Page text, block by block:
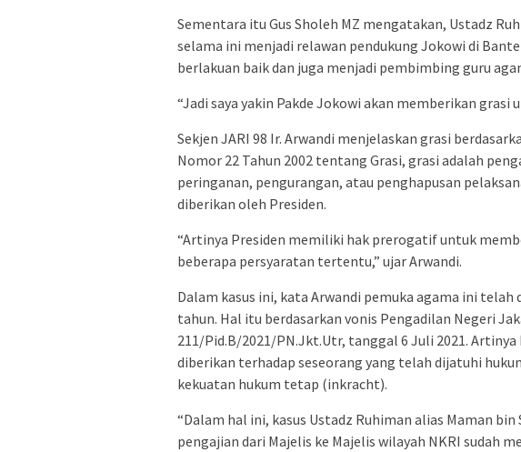
Sementara itu Gus Sholeh MZ mengatakan, Ustadz
selama ini menjadi relawan pendukung Jokowi di
berlakuan baik dan juga menjadi pembimbing guru
“Jadi saya yakin Pakde Jokowi akan memberikan grasi
Sekjen JARI 98 Ir. Arwandi menjelaskan grasi
Nomor 22 Tahun 2002 tentang Grasi, grasi adalah
peringanan, pengurangan, atau penghapusan
diberikan oleh Presiden.
“Artinya Presiden memiliki hak prerogatif untuk
beberapa persyaratan tertentu,” ujar Arwandi.
Dalam kasus ini, kata Arwandi pemuka agama ini
tahun. Hal itu berdasarkan vonis Pengadilan Negeri
211/Pid.B/2021/PN.Jkt.Utr, tanggal 6 Juli 2021.
diberikan terhadap seseorang yang telah dijatuhi
kekuatan hukum tetap (inkracht).
“Dalam hal ini, kasus Ustadz Ruhiman alias Maman
pengajian dari Majelis ke Majelis wilayah NKRI sudah